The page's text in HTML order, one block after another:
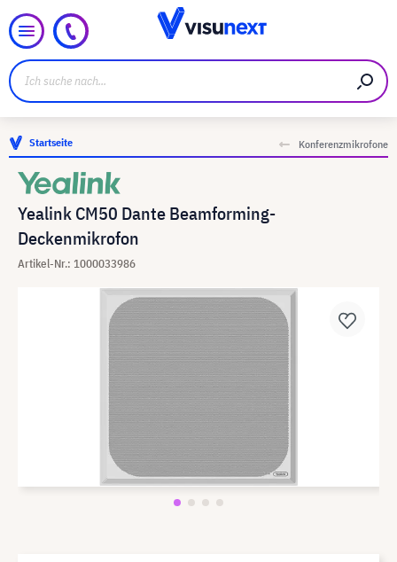
Startseite Konferenzmikrofone
Yealink CM50 Dante Beamforming-
Deckenmikrofon
Artikel-Nr.: 1000033986